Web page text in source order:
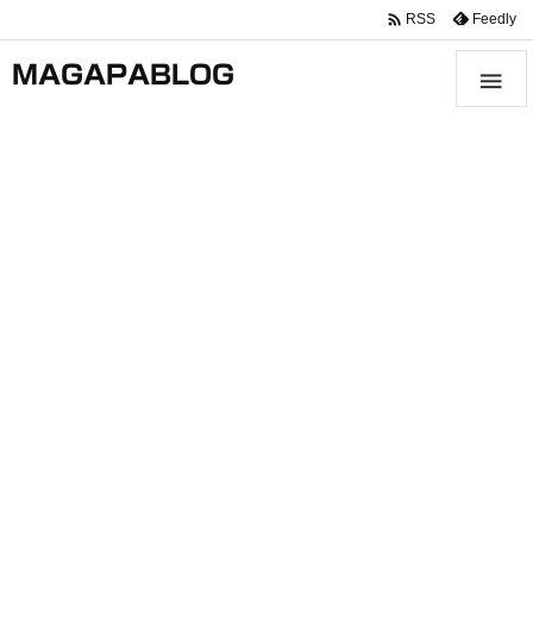
MAGAPABLOG 
 RSS Feedly